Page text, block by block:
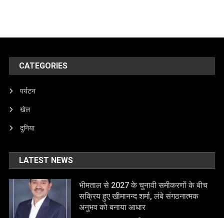
CATEGORIES
पर्यटन
खेल
दुनिया
LATEST NEWS
भीमताल से 2027 के चुनावी समीकरणों के बीच
सक्रिय हुए खीमानन्द शर्मा, लंबे संगठनात्मक
अनुभव को बनाया आधार